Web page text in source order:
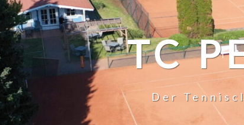
TC
Der